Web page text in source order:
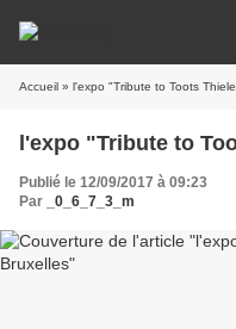
Accueil » l'expo "Tribute to Toots
l'expo "Tribute to
Publié le 12/09/2017 à 09:23
Par
_0_6_7_3_m